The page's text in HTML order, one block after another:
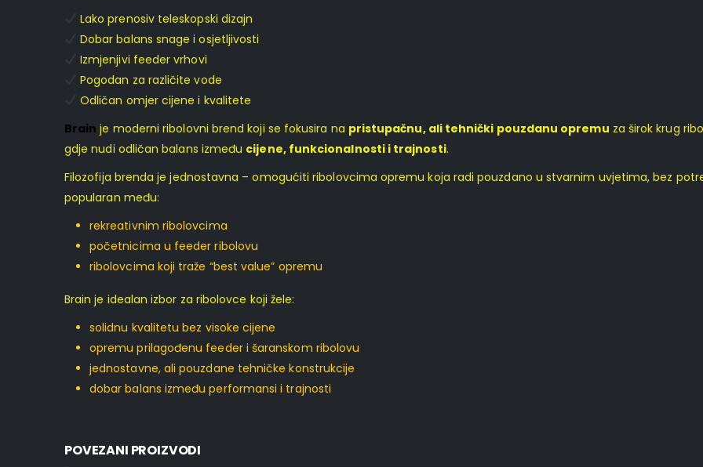
Lako prenosiv teleskopski dizajn
Dobar balans snage i osjetljivosti
Izmjenjivi feeder vrhovi
Pogodan za različite vode
Odličan omjer cijene i kvalitete
Brain je moderni ribolovni brend koji se fokusira na pristupačnu, ali tehnički pouzdanu opremu za širok krug
gdje nudi odličan balans između cijene, funkcionalnosti i trajnosti.
Filozofija brenda je jednostavna – omogućiti ribolovcima opremu koja radi pouzdano u stvarnim uvjetima, bez
popularan među:
rekreativnim ribolovcima
početnicima u feeder ribolovu
ribolovcima koji traže “best value” opremu
Brain je idealan izbor za ribolovce koji žele:
solidnu kvalitetu bez visoke cijene
opremu prilagođenu feeder i šaranskom ribolovu
jednostavne, ali pouzdane tehničke konstrukcije
dobar balans između performansi i trajnosti
POVEZANI PROIZVODI